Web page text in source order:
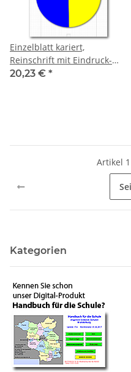
Einzelblatt kariert,
Reinschrift mit Eindruck-
Farbe, 1 Pack zu 100 Blatt
20,23 € *
Artikel
Kategorien